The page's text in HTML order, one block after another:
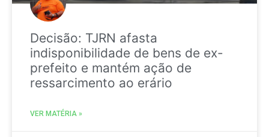
Decisão: TJRN afasta
indisponibilidade de bens de ex-
prefeito e mantém ação de
ressarcimento ao erário
VER MATÉRIA »